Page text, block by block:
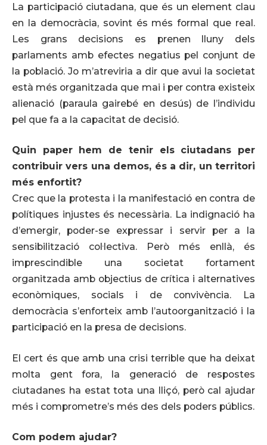
La participació ciutadana, que és un element clau
en la democràcia, sovint és més formal que real.
Les grans decisions es prenen lluny dels
parlaments amb efectes negatius pel conjunt de
la població. Jo m’atreviria a dir que avui la societat
està més organitzada que mai i per contra existeix
alienació (paraula gairebé en desús) de l’individu
pel que fa a la capacitat de decisió.
Quin paper hem de tenir els ciutadans per
contribuir vers una demos, és a dir, un territori
més enfortit?
Crec que la protesta i la manifestació en contra de
polítiques injustes és necessària. La indignació ha
d’emergir, poder-se expressar i servir per a la
sensibilització col·lectiva. Però més enllà, és
imprescindible una societat fortament
organitzada amb objectius de crítica i alternatives
econòmiques, socials i de convivència. La
democràcia s’enforteix amb l’autoorganització i la
participació en la presa de decisions.
El cert és que amb una crisi terrible que ha deixat
molta gent fora, la generació de respostes
ciutadanes ha estat tota una lliçó, però cal ajudar
més i comprometre’s més des dels poders públics.
Com podem ajudar?